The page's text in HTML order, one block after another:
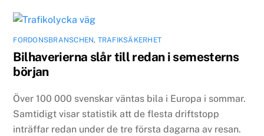
FORDONSBRANSCHEN, TRAFIKSÄKERHET
Bilhaverierna slår till redan i semesterns
början
Över 100 000 svenskar väntas bila i Europa i sommar.
Samtidigt visar statistik att de flesta driftstopp
inträffar redan under de tre första dagarna av resan.